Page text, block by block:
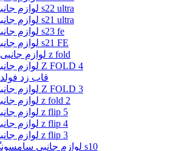
لوازم جانبی s22 ultra
لوازم جانبی s21 ultra
لوازم جانبی s23 fe
لوازم جانبی s21 FE
لوازم جانبی 5 z fold
لوازم جانبی Z FOLD 4
قاب زد فولد 6
لوازم جانبی Z FOLD 3
لوازم جانبی z fold 2
لوازم جانبی z flip 5
لوازم جانبی z flip 4
لوازم جانبی z flip 3
لوازم جانبی سامسونگ s10